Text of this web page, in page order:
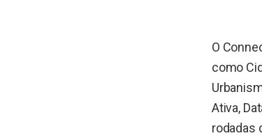
O
como
Ativa,
rodadas